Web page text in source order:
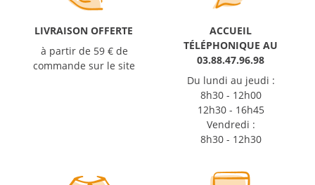
LIVRAISON OFFERTE
à partir de 59 € de
commande sur le site
ACCUEIL
TÉLÉPHONIQUE AU
03.88.47.96.98
Du lundi au jeudi :
8h30 - 12h00
12h30 - 16h45
Vendredi :
8h30 - 12h30